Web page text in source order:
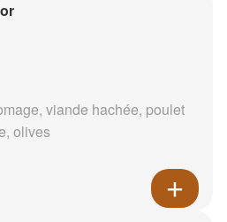
viande hachée, poulet
olives